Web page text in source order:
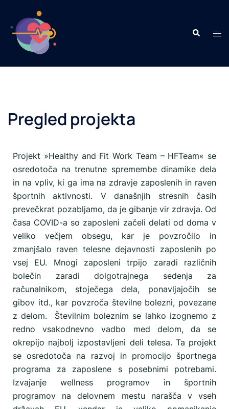
Pregled projekta
Projekt »Healthy and Fit Work Team – HFTeam« se
osredotoča na trenutne spremembe dinamike dela
in na vpliv, ki ga ima na zdravje zaposlenih in raven
športnih aktivnosti. V današnjih stresnih časih
prevečkrat pozabljamo, da je gibanje vir zdravja. Od
časa COVID-a so zaposleni začeli delati od doma v
veliko večjem obsegu, kar je povzročilo in
zmanjšalo raven telesne dejavnosti zaposlenih po
vsej EU. Mnogi zaposleni trpijo zaradi različnih
bolečin zaradi dolgotrajnega sedenja za
računalnikom, stoječega dela, ponavljajočih se
gibov itd., kar povzroča številne bolezni, povezane
z delom. Številnim boleznim se lahko izognemo z
redno vsakodnevno vadbo med delom, da se
okrepijo najbolj izpostavljeni deli telesa. Ta projekt
se osredotoča na razvoj in promocijo športnega
programa za zaposlene s posebnimi potrebami.
Izvajanje wellness programov in športnih
programov na delovnem mestu narašča v vseh